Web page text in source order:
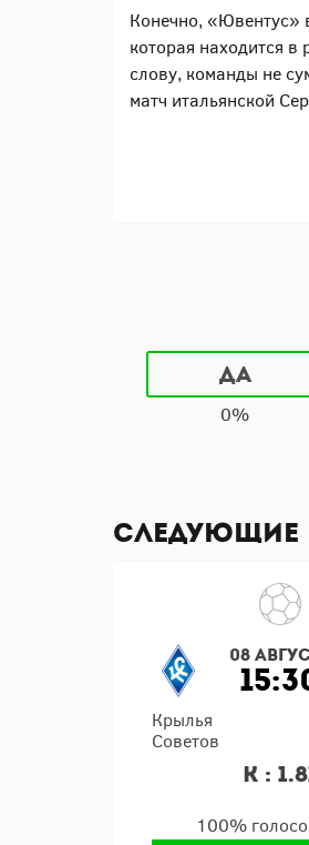
Конечно, «Ювентус»
которая находится в
слову, команды не
матч итальянской
Да
0%
Следующие
08
Крылья
Советов
К :
100%